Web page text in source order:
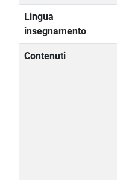
Lingua
insegnamento
Contenuti